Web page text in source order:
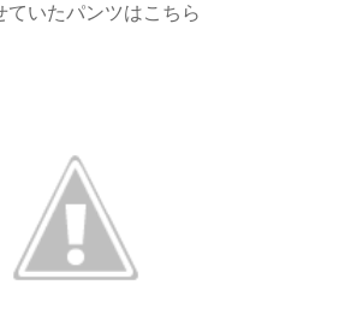
ていたパンツはこちら